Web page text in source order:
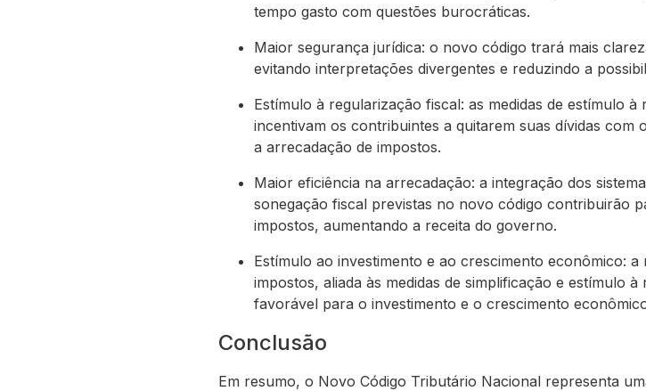
tempo gasto com questões burocráticas.
Maior segurança jurídica: o novo código trará mais
evitando interpretações divergentes e reduzindo a
Estímulo à regularização fiscal: as medidas de estímulo
incentivam os contribuintes a quitarem suas dívidas com
a arrecadação de impostos.
Maior eficiência na arrecadação: a integração dos
sonegação fiscal previstas no novo código contribuirão
impostos, aumentando a receita do governo.
Estímulo ao investimento e ao crescimento econômico:
impostos, aliada às medidas de simplificação e estímulo
favorável para o investimento e o crescimento
Conclusão
Em resumo, o Novo Código Tributário Nacional representa